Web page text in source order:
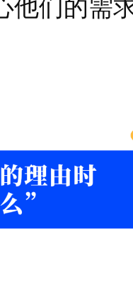
义。
影响他
他们所
的重视